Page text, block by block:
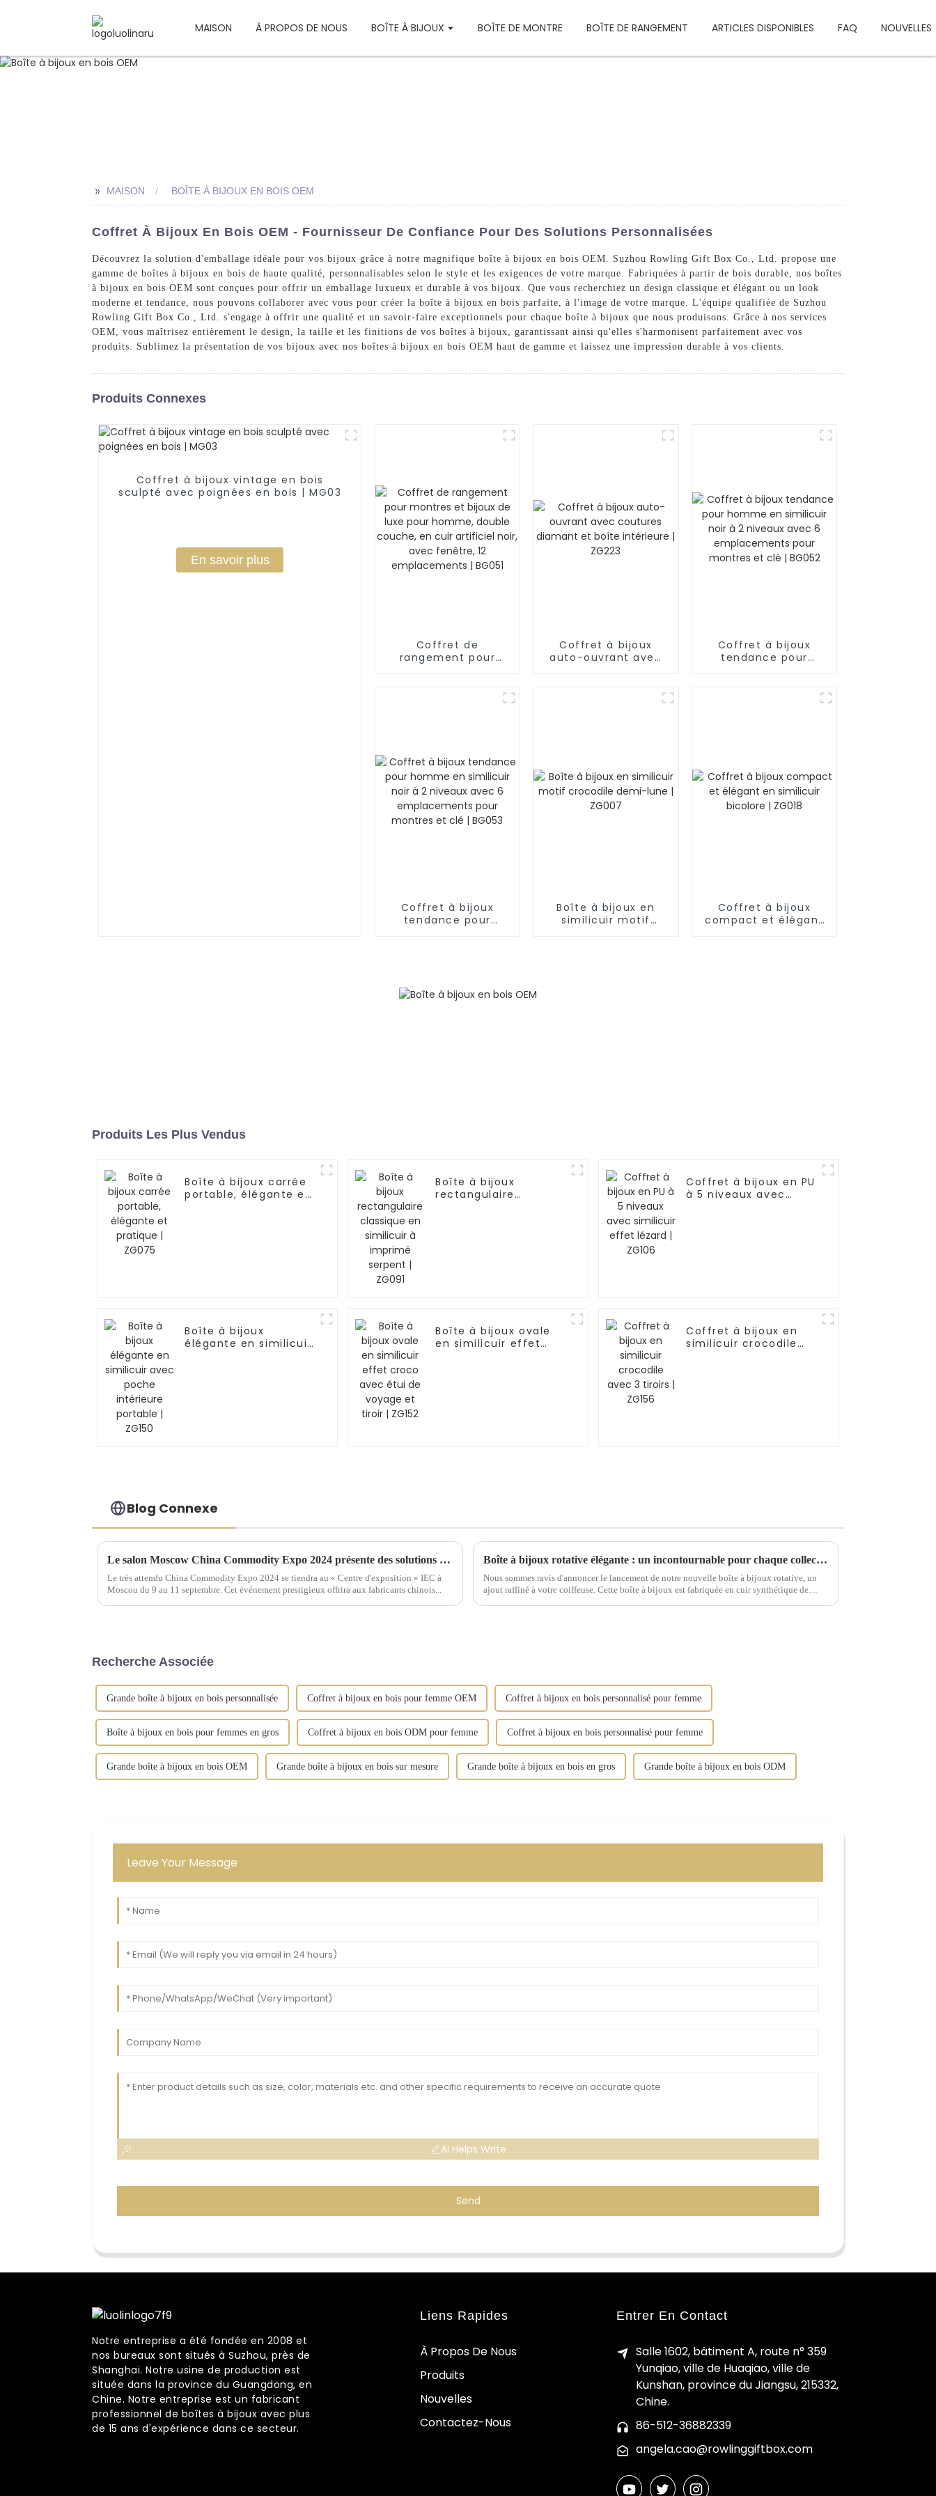
MAISON À PROPOS DE NOUS BOÎTE À BIJOUX BOÎTE DE MONTRE BOÎTE DE RANGEMENT ARTICLES DISPONIBLES FAQ NOUVELLES
>> MAISON BOÎTE À BIJOUX EN BOIS OEM
Coffret À Bijoux En Bois OEM - Fournisseur De Confiance Pour Des Solutions Personnalisées
Découvrez la solution d'emballage idéale pour vos bijoux grâce à notre magnifique boîte à bijoux en bois OEM. Suzhou Rowling Gift Box Co., Ltd. propose une
gamme de boîtes à bijoux en bois de haute qualité, personnalisables selon le style et les exigences de votre marque. Fabriquées à partir de bois durable, nos boîtes
à bijoux en bois OEM sont conçues pour offrir un emballage luxueux et durable à vos bijoux. Que vous recherchiez un design classique et élégant ou un look
moderne et tendance, nous pouvons collaborer avec vous pour créer la boîte à bijoux en bois parfaite, à l'image de votre marque. L'équipe qualifiée de Suzhou
Rowling Gift Box Co., Ltd. s'engage à offrir une qualité et un savoir-faire exceptionnels pour chaque boîte à bijoux que nous produisons. Grâce à nos services
OEM, vous maîtrisez entièrement le design, la taille et les finitions de vos boîtes à bijoux, garantissant ainsi qu'elles s'harmonisent parfaitement avec vos
produits. Sublimez la présentation de vos bijoux avec nos boîtes à bijoux en bois OEM haut de gamme et laissez une impression durable à vos clients.
Produits Connexes
Coffret à bijoux vintage en bois
sculpté avec poignées en bois | MG03
En savoir plus
Coffret de
rangement pour
Coffret à bijoux
auto-ouvrant avec
Coffret à bijoux
tendance pour
emplacements pour
Coffret à bijoux
tendance pour
BG053
Boîte à bijoux en
similicuir motif
Coffret à bijoux
compact et élégant
Produits Les Plus Vendus
Boîte à bijoux carrée
portable, élégante et
Boîte à bijoux
rectangulaire
Coffret à bijoux en PU
à 5 niveaux avec
Boîte à bijoux
élégante en similicuir
Boîte à bijoux ovale
en similicuir effet
Coffret à bijoux en
similicuir crocodile
Blog Connexe
Le salon Moscow China Commodity Expo 2024 présente des solutions de stockage de qualité supérieure
Le très attendu China Commodity Expo 2024 se tiendra au « Centre d'exposition » IEC à
Moscou du 9 au 11 septembre. Cet événement prestigieux offrira aux fabricants chinois...
Boîte à bijoux rotative élégante : un incontournable pour chaque collection
Nous sommes ravis d'annoncer le lancement de notre nouvelle boîte à bijoux rotative, un
ajout raffiné à votre coiffeuse. Cette boîte à bijoux est fabriquée en cuir synthétique de
Recherche Associée
Grande boîte à bijoux en bois personnalisée Coffret à bijoux en bois pour femme OEM Coffret à bijoux en bois personnalisé pour femme
Boîte à bijoux en bois pour femmes en gros Coffret à bijoux en bois ODM pour femme Coffret à bijoux en bois personnalisé pour femme
Grande boîte à bijoux en bois OEM Grande boîte à bijoux en bois sur mesure Grande boîte à bijoux en bois en gros Grande boîte à bijoux en bois ODM
Leave Your Message
AI Helps Write
Send
Notre entreprise a été fondée en 2008 et
nos bureaux sont situés à Suzhou, près de
Shanghai. Notre usine de production est
située dans la province du Guangdong, en
Chine. Notre entreprise est un fabricant
professionnel de boîtes à bijoux avec plus
de 15 ans d'expérience dans ce secteur.
Liens Rapides
À Propos De Nous
Produits
Nouvelles
Contactez-Nous
Entrer En Contact
Salle 1602, bâtiment A, route n° 359
Yunqiao, ville de Huaqiao, ville de
Kunshan, province du Jiangsu, 215332,
Chine.
86-512-36882339
angela.cao@rowlinggiftbox.com